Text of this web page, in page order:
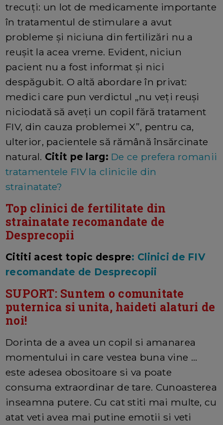
trecuţi: un lot de medicamente importante
în tratamentul de stimulare a avut
probleme şi niciuna din fertilizări nu a
reuşit la acea vreme. Evident, niciun
pacient nu a fost informat şi nici
despăgubit. O altă abordare în privat:
medici care pun verdictul „nu veţi reuşi
niciodată să aveţi un copil fără tratament
FIV, din cauza problemei X”, pentru ca,
ulterior, pacientele să rămână însărcinate
natural. Citit pe larg: De ce prefera romanii
tratamentele FIV la clinicile din
strainatate?
Top clinici de fertilitate din
strainatate recomandate de
Desprecopii
Cititi acest topic despre: Clinici de FIV
recomandate de Desprecopii
SUPORT: Suntem o comunitate
puternica si unita, haideti alaturi de
noi!
Dorinta de a avea un copil si amanarea
momentului in care vestea buna vine ...
este adesea obositoare si va poate
consuma extraordinar de tare. Cunoasterea
inseamna putere. Cu cat stiti mai multe, cu
atat veti avea mai putine emotii si veti